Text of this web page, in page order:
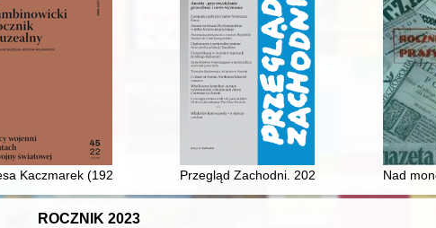
działania?
Kościelnych w Polsce (2003-2019)
Kaczmarek (1929-2022) Przegląd Zachodni. 2022, nr 1 / [redaktor
Nad
ROCZNIK 2023